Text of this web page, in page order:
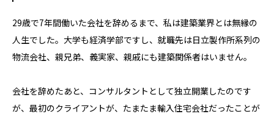
29歳で7年間働いた会社を辞めるまで、私は建築業界とは無縁の
人生でした。大学も経済学部ですし、就職先は日立製作所系列の
物流会社、親兄弟、義実家、親戚にも建築関係者はいません。
会社を辞めたあと、コンサルタントとして独立開業したのです
が、最初のクライアントが、たまたま輸入住宅会社だったことが